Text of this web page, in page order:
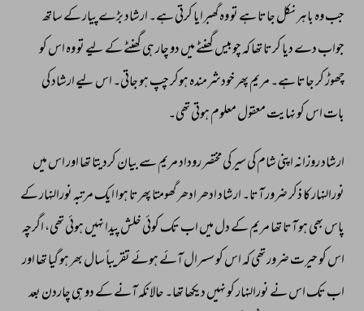
جب وہ باہر نکل جاتا ہے تو وہ گھبرایا کرتی ہے۔ ارشاد بڑے پیار کے ساتھ
جواب دے دیا کرتا تھا کہ چوبیس گھنٹے میں دو چار ہی گھنٹے کے لیے تو وہ اس کو
چھوڑ کر جاتا ہے۔ مریم پھر خودشرمندہ ہوکر چپ ہو جاتی۔ اس لیے ارشاد کی
بات اس کو نہایت معقول معلوم ہوتی تھی۔
ارشاد روزانہ اپنی شام کی سیر کی مختصر روداد مریم سے بیان کردیتا تھا اور اس میں
نورالنہار کا ذکر ضرور آتا۔ ارشاد ادھر ادھر گھومتا پھرتا ہوا ایک مرتبہ نورالنہار کے
پاس بھی ہو آتا تھا مریم کے دل میں اب تک کوئی خلش پیدا نہیں ہوئی تھی، اگرچہ
اس کو حیرت ضرور تھی کہ اس کو سسرال آئے ہوئے تقریباً سال بھر ہو گیا تھا اور
اب تک اس نے نورالنہار کو نہیں دیکھا تھا۔ حالانکہ آنے کے دو ہی چاردن بعد